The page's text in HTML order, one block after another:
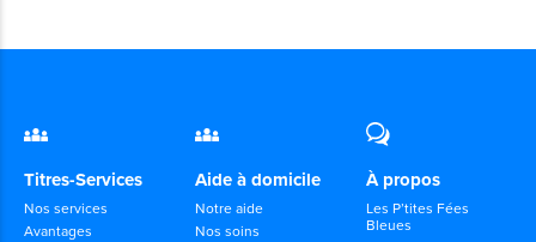
Titres-Services
Nos services
Avantages
Aide à domicile
Notre aide
Nos soins
À propos
Les P’tites Fées
Bleues